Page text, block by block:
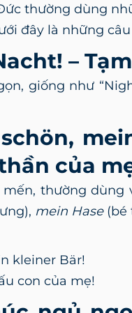
thường dùng
đây là những
–
giống như
của
thường
mein Hase(bé
kleiner Bär!
con của mẹ!